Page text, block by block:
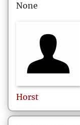
None
Horst